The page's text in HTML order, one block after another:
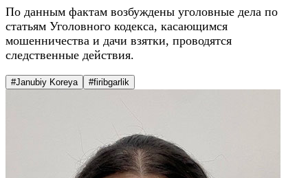
По данным фактам возбуждены уголовные дела по
статьям Уголовного кодекса, касающимся
мошенничества и дачи взятки, проводятся
следственные действия.
#Janubiy Koreya #firibgarlik